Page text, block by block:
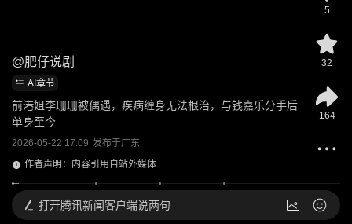
@肥仔说剧
AI章节
前港姐李珊珊被偶遇，疾病缠身无法根治，与钱嘉乐分手后
单身至今
2026-05-22 17:09 发布于广东
作者声明：内容引用自站外媒体
5
32
164
打开腾讯新闻客户端说两句